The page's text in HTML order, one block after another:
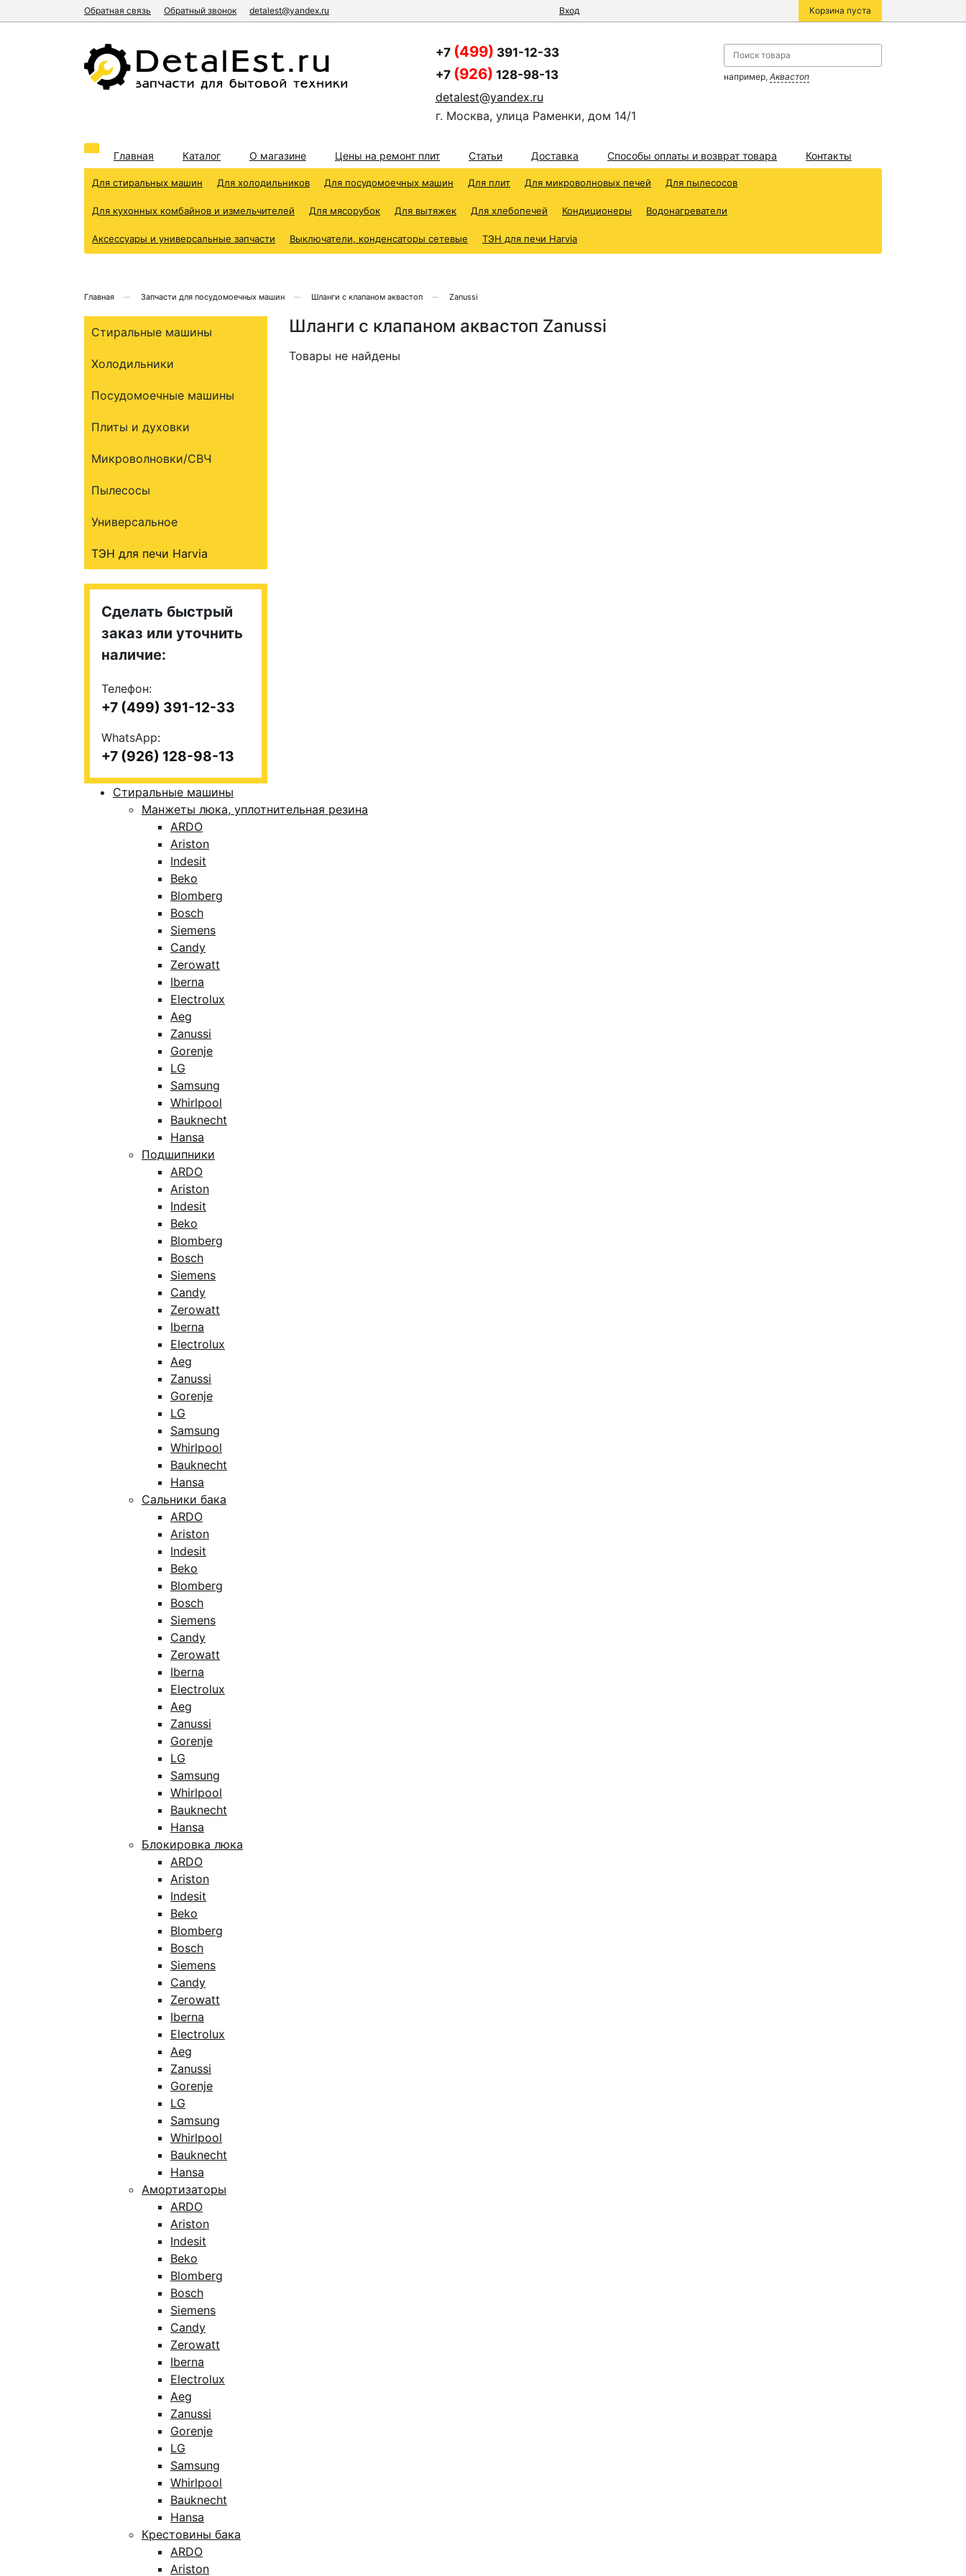
Обратная связь Обратный звонок detalest@yandex.ru Вход Корзина пуста
+7 (499) 391-12-33
+7 (926) 128-98-13
detalest@yandex.ru
г. Москва, улица Раменки, дом 14/1
например, Аквастоп
Главная Каталог О магазине Цены на ремонт плит Статьи Доставка Способы оплаты и возврат товара Контакты
Для стиральных машин Для холодильников Для посудомоечных машин Для плит Для микроволновых печей Для пылесосов
Для кухонных комбайнов и измельчителей Для мясорубок Для вытяжек Для хлебопечей Кондиционеры Водонагреватели
Аксессуары и универсальные запчасти Выключатели, конденсаторы сетевые ТЭН для печи Harvia
Главная Запчасти для посудомоечных машин Шланги с клапаном аквастоп Zanussi
Шланги с клапаном аквастоп Zanussi
Товары не найдены
Стиральные машины
Холодильники
Посудомоечные машины
Плиты и духовки
Микроволновки/СВЧ
Пылесосы
Универсальное
ТЭН для печи Harvia
Сделать быстрый
заказ или уточнить
наличие:
Телефон:
+7 (499) 391-12-33
WhatsApp:
+7 (926) 128-98-13
Стиральные машины
Манжеты люка, уплотнительная резина
ARDO
Ariston
Indesit
Beko
Blomberg
Bosch
Siemens
Candy
Zerowatt
Iberna
Electrolux
Aeg
Zanussi
Gorenje
LG
Samsung
Whirlpool
Bauknecht
Hansa
Подшипники
ARDO
Ariston
Indesit
Beko
Blomberg
Bosch
Siemens
Candy
Zerowatt
Iberna
Electrolux
Aeg
Zanussi
Gorenje
LG
Samsung
Whirlpool
Bauknecht
Hansa
Сальники бака
ARDO
Ariston
Indesit
Beko
Blomberg
Bosch
Siemens
Candy
Zerowatt
Iberna
Electrolux
Aeg
Zanussi
Gorenje
LG
Samsung
Whirlpool
Bauknecht
Hansa
Блокировка люка
ARDO
Ariston
Indesit
Beko
Blomberg
Bosch
Siemens
Candy
Zerowatt
Iberna
Electrolux
Aeg
Zanussi
Gorenje
LG
Samsung
Whirlpool
Bauknecht
Hansa
Амортизаторы
ARDO
Ariston
Indesit
Beko
Blomberg
Bosch
Siemens
Candy
Zerowatt
Iberna
Electrolux
Aeg
Zanussi
Gorenje
LG
Samsung
Whirlpool
Bauknecht
Hansa
Крестовины бака
ARDO
Ariston